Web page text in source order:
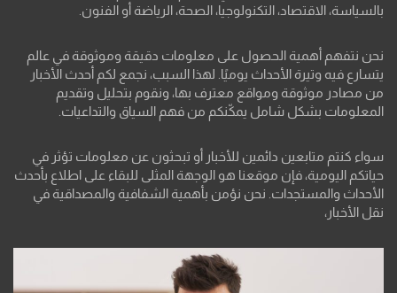
بالسياسة، الاقتصاد، التكنولوجيا، الصحة، الرياضة أو الفنون.
نحن نتفهم أهمية الحصول على معلومات دقيقة وموثوقة في عالم
يتسارع فيه وتيرة الأحداث يوميًا. لهذا السبب، نجمع لكم أحدث الأخبار
من مصادر موثوقة ومواقع معترف بها، ونقوم بتحليل وتقديم
المعلومات بشكل شامل يمكّنكم من فهم السياق والتداعيات.
سواء كنتم متابعين دائمين للأخبار أو تبحثون عن معلومات تؤثر في
حياتكم اليومية، فإن موقعنا هو الوجهة المثلى للبقاء على اطلاع بأحدث
الأحداث والمستجدات. نحن نؤمن بأهمية الشفافية والمصداقية في
نقل الأخبار،